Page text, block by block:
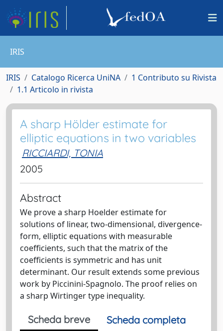
IRIS
IRIS Catalogo Ricerca UniNA
1 Contributo su Rivista
1.1 Articolo in rivista
A sharp Hölder estimate for
elliptic equations in two variables
RICCIARDI, TONIA
2005
Abstract
We prove a sharp Hoelder estimate for
solutions of linear, two-dimensional, divergence-
form, elliptic equations with measurable
coefficients, such that the matrix of the
coefficients is symmetric and has unit
determinant. Our result extends some previous
work by Piccinini-Spagnolo. The proof relies on
a sharp Wirtinger type inequality.
Scheda breve
Scheda completa